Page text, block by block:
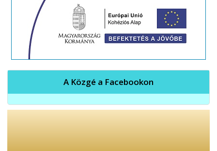
A Közgé a Facebookon